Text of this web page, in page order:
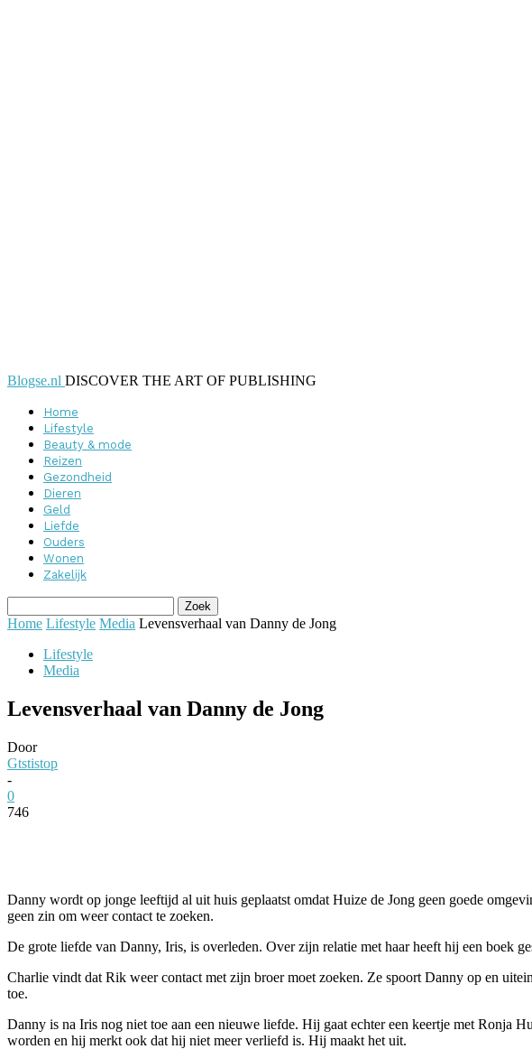
Blogse.nl DISCOVER THE ART OF PUBLISHING
Home
Lifestyle
Beauty & mode
Reizen
Gezondheid
Dieren
Geld
Liefde
Ouders
Wonen
Zakelijk
Home Lifestyle Media Levensverhaal van Danny de Jong
Lifestyle
Media
Levensverhaal van Danny de Jong
Door
Gtstistop
-
0
746
Danny wordt op jonge leeftijd al uit huis geplaatst omdat Huize de Jong geen goede
geen zin om weer contact te zoeken.
De grote liefde van Danny, Iris, is overleden. Over zijn relatie met haar heeft hij een boek
Charlie vindt dat Rik weer contact met zijn broer moet zoeken. Ze spoort Danny op en
toe.
Danny is na Iris nog niet toe aan een nieuwe liefde. Hij gaat echter een keertje met Ronja
worden en hij merkt ook dat hij niet meer verliefd is. Hij maakt het uit.